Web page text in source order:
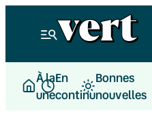
À la
une
En
continu
Bonnes
nouvelles